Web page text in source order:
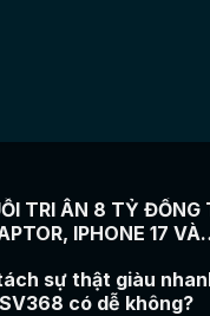
TRI ÂN 8 TỶ ĐỒNG
IPHONE 17 VÀ
sự thật giàu
có dễ không?